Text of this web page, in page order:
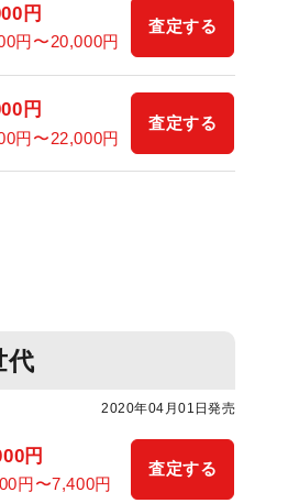
円
円〜20,000円
査定する
円
円〜22,000円
査定する
代
2020年04月01日発売
円
円〜7,400円
査定する